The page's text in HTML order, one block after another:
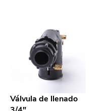
Válvula de llenado